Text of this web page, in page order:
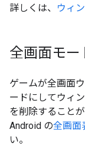
詳しくは、 ウィ
全画面モー
ゲームが全画面
ードにしてウィ
を削除すること
Android の全画面
い。